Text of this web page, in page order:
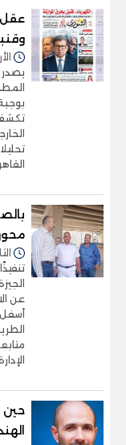
عقل
تكشف
الثلاثاء
عن
حين